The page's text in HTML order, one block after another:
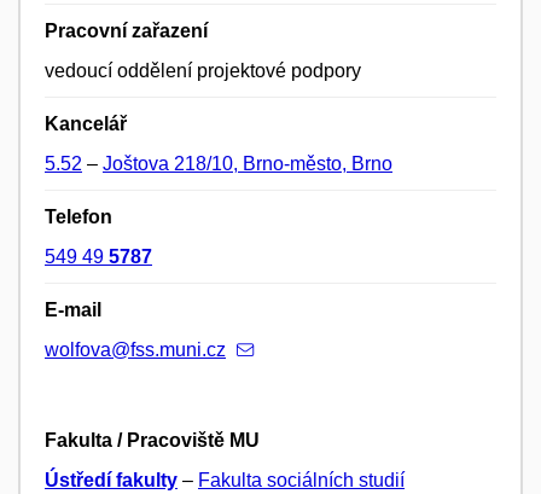
Pracovní zařazení
vedoucí oddělení projektové podpory
Kancelář
5.52 – Joštova 218/10, Brno-město, Brno
Telefon
549 49 5787
E-mail
wolfova@fss.muni.cz
Fakulta / Pracoviště MU
Ústředí fakulty – Fakulta sociálních studií